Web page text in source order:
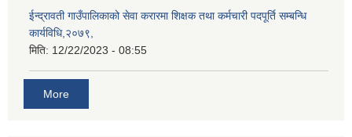
ईन्द्रावती गाउँपालिकाको सेवा करारमा शिक्षक तथा कर्मचारी पदपूर्ति सम्बन्धि
कार्यविधि,२०७९,
मिति: 12/22/2023 - 08:55
More